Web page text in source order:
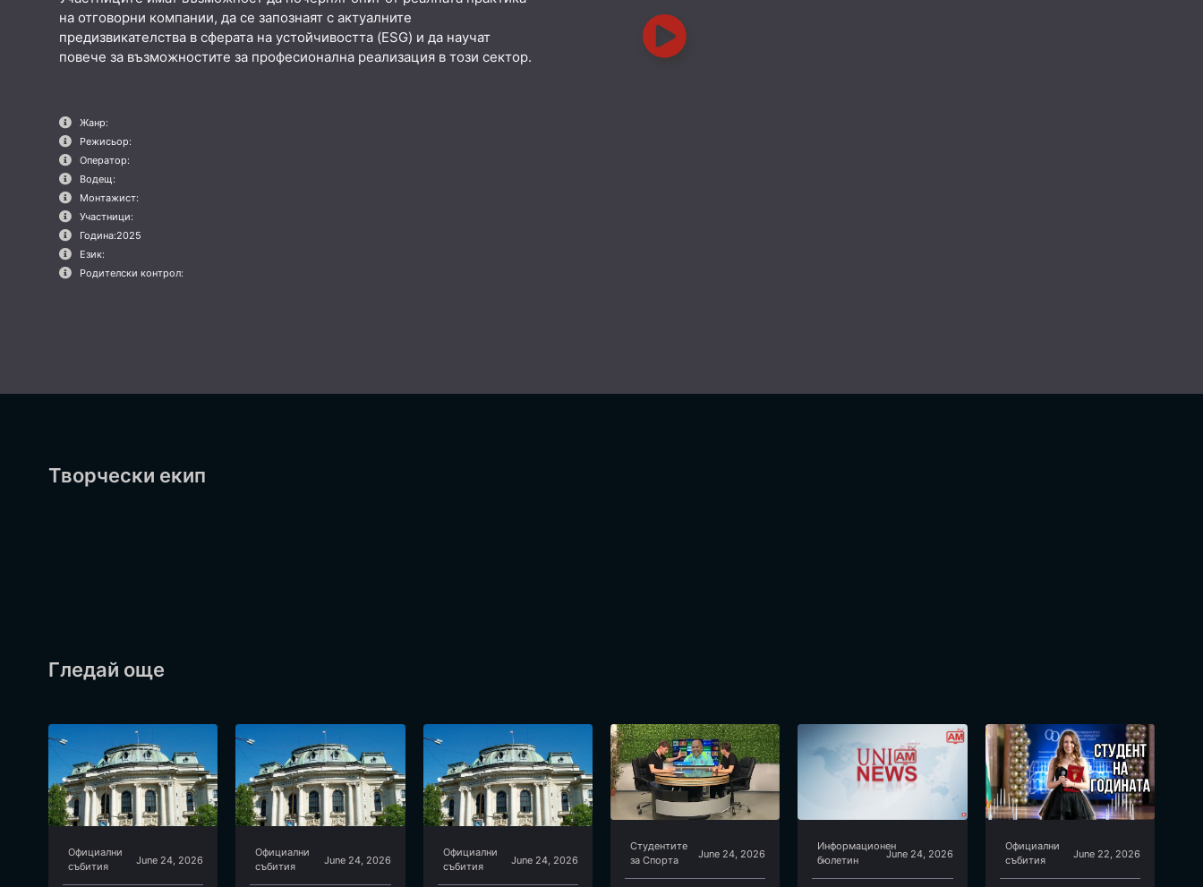
на отговорни компании, да се запознаят с актуалните
предизвикателства в сферата на устойчивостта (ESG) и да научат
повече за възможностите за професионална реализация в този сектор.
Жанр:
Режисьор:
Оператор:
Водещ:
Монтажист:
Участници:
Година:2025
Език:
Родителски контрол:
Творчески екип
Гледай още
Официални
събития
June 24, 2026
Официални
събития
June 24, 2026
Официални
събития
June 24, 2026
Студентите
за Спортa
June 24, 2026
Информационен
бюлетин
June 24, 2026
Официални
събития
June 22, 2026